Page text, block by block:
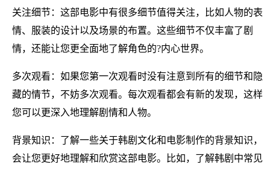
关注细节：这部电影中有很多细节值得关注，比如人物的表
情、服装的设计以及场景的布置。这些细节不仅丰富了剧
情，还能让您更全面地了解角色的?内心世界。
多次观看：如果您第一次观看时没有注意到所有的细节和隐
藏的情节，不妨多次观看。每次观看都会有新的发现，这样
您可以更深入地理解剧情和人物。
背景知识：了解一些关于韩剧文化和电影制作的背景知识，
会让您更好地理解和欣赏这部电影。比如，了解韩剧中常见